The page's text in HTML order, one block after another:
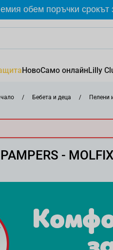
обем поръчки срокът
НовоСамо онлайнLilly
/ Бебета и деца / Пелени
-